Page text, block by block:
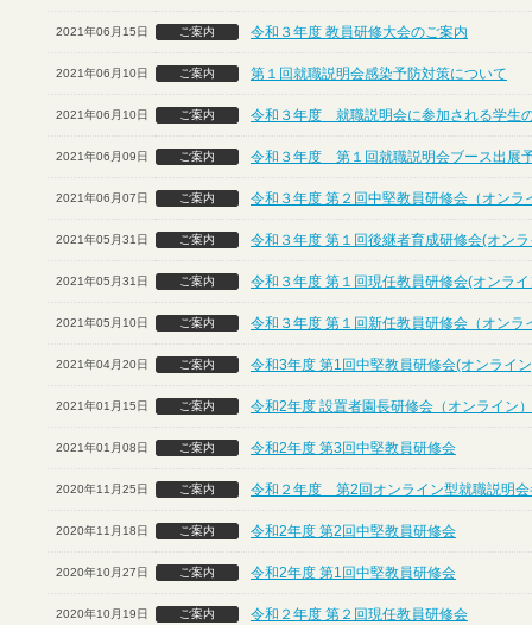
2021年06月15日 ご案内 令和３年度 教員研修大会のご案内
2021年06月10日 ご案内 第１回就職説明会感染予防対策について
2021年06月10日 ご案内 令和３年度 就職説明会に参加される学生
2021年06月09日 ご案内 令和３年度 第１回就職説明会ブース出展
2021年06月07日 ご案内 令和３年度 第２回中堅教員研修会（オンラ
2021年05月31日 ご案内 令和３年度 第１回後継者育成研修会(オン
2021年05月31日 ご案内 令和３年度 第１回現任教員研修会(オンラ
2021年05月10日 ご案内 令和３年度 第１回新任教員研修会（オンラ
2021年04月20日 ご案内 令和3年度 第1回中堅教員研修会(オンライ
2021年01月15日 ご案内 令和2年度 設置者園長研修会（オンライン）
2021年01月08日 ご案内 令和2年度 第3回中堅教員研修会
2020年11月25日 ご案内 令和２年度 第2回オンライン型就職説明会
2020年11月18日 ご案内 令和2年度 第2回中堅教員研修会
2020年10月27日 ご案内 令和2年度 第1回中堅教員研修会
2020年10月19日 ご案内 令和２年度 第２回現任教員研修会